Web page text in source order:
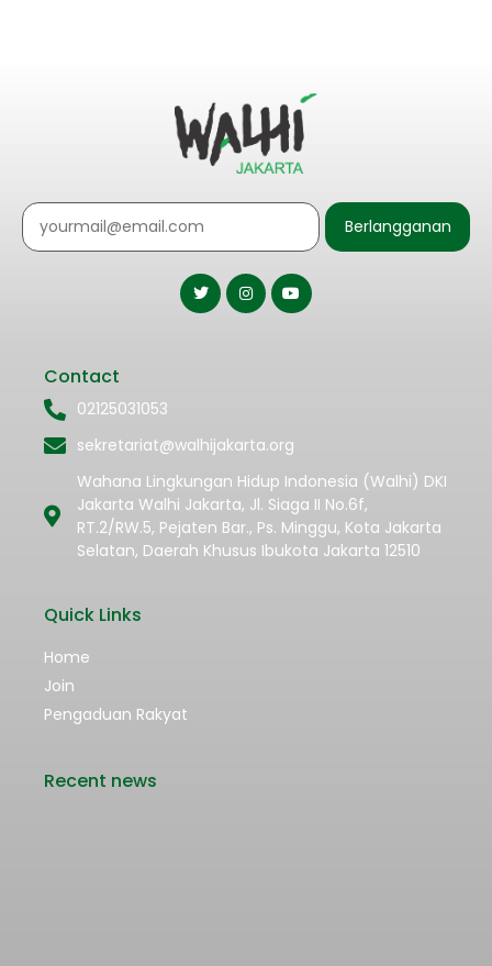
Berlangganan
Contact
02125031053
sekretariat@walhijakarta.org
Wahana Lingkungan Hidup Indonesia (Walhi) DKI
Jakarta Walhi Jakarta, Jl. Siaga II No.6f,
RT.2/RW.5, Pejaten Bar., Ps. Minggu, Kota Jakarta
Selatan, Daerah Khusus Ibukota Jakarta 12510
Quick Links
Home
Join
Pengaduan Rakyat
Recent news